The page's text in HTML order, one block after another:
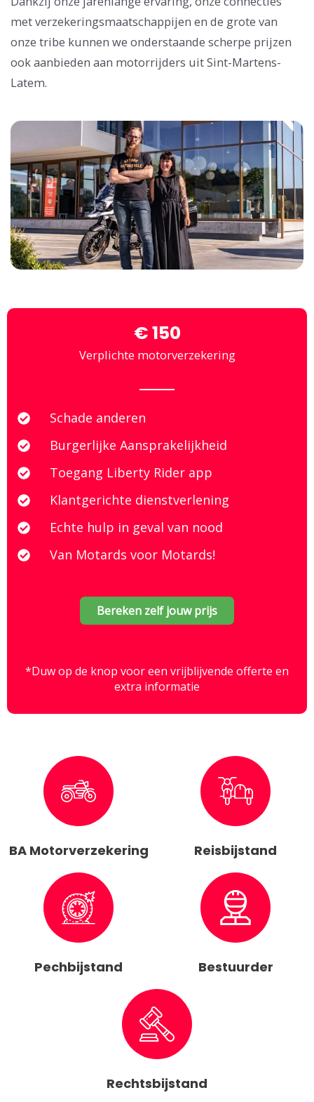
€ 150
Verplichte motorverzekering
Schade anderen
Burgerlijke Aansprakelijkheid
Toegang Liberty Rider app
Klantgerichte dienstverlening
Echte hulp in geval van nood
Van Motards voor Motards!
Bereken zelf jouw prijs
*Duw op de knop voor een vrijblijvende offerte en
extra informatie
met verzekeringsmaatschappijen en de grote van
onze tribe kunnen we onderstaande scherpe prijzen
ook aanbieden aan motorrijders uit Sint-Martens-
Latem.
BA Motorverzekering Reisbijstand
Pechbijstand Bestuurder
Rechtsbijstand